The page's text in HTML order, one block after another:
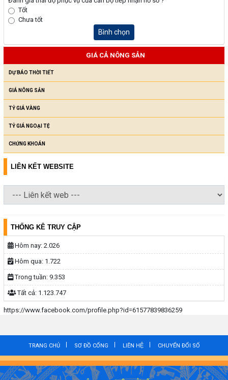
Tốt
Chưa tốt
Bình chọn
GIÁ CẢ NÔNG SẢN
DỰ BÁO THỜI TIẾT
GIÁ NÔNG SẢN
TỶ GIÁ VÀNG
TỶ GIÁ NGOẠI TỆ
CHỨNG KHOÁN
LIÊN KẾT WEBSITE
THỐNG KÊ TRUY CẬP
Hôm nay: 2.026
Hôm qua: 1.722
Trong tuần: 9.353
Tất cả: 1.123.747
https://www.facebook.com/profile.php?id=61577839836259
TRANG CHỦ SƠ ĐỒ CỔNG LIÊN HỆ CHUYỂN ĐỔI SỐ